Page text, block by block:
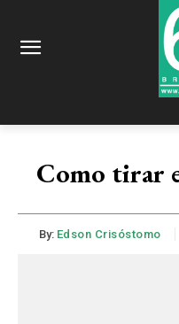
Como tirar
By: Edson Crisóstomo